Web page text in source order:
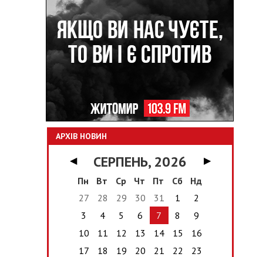
АРХІВ НОВИН
◀ СЕРПЕНЬ, 2026
▶
Пн
Вт Ср Чт Пт Сб
Нд
27
28 29 30 31 1
2
3
4 5 6 7 8
9
10
11 12 13 14 15
16
17
18 19 20 21 22
23